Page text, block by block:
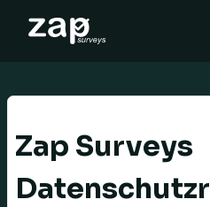
EN
Zap Surveys